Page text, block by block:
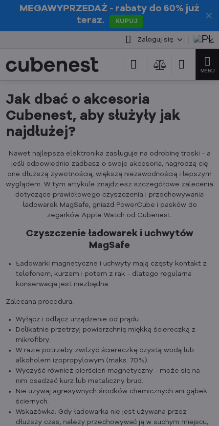
✕
MEGAWYPRZEDAŻ - rabaty do 60% już
teraz.
KUPUJ
Zaloguj się
Jak dbać o akcesoria
Cubenest, aby służyły jak
najdłużej?
Nawet najlepsza elektronika zasługuje na odrobinę troski - a
jeśli odpowiednio zadbasz o swoje akcesoria, nagrodzą cię
one dłuższą żywotnością, większą niezawodnością i lepszym
wyglądem. W tym artykule znajdziesz szczegółowe zalecenia
dotyczące prawidłowego czyszczenia i przechowywania
ładowarek MagSafe, gniazd PowerCube i pasków do
zegarków Apple Watch od Cubenest.
Czyszczenie ładowarek i uchwytów
MagSafe
Ładowarki magnetyczne i uchwyty mają częsty kontakt z
telefonem, kurzem i potem z rąk - dlatego regularna
konserwacja jest niezbędna.
Zalecana procedura:
Wyłącz i odłącz urządzenie od prądu
Delikatnie przetrzyj powierzchnię miękką ściereczką z
mikrofibry.
W razie potrzeby zwilżyć ściereczkę czystą wodą lub
alkoholem izopropylowym (maks. 70%).
Wyczyść również pierścień magnetyczny - może się na
nim osadzać kurz lub metaliczny brud.
Nie używaj agresywnych środków chemicznych ani gąbek
ściernych.
Wskazówka: Gdy ładowarka nie jest używana przez
dłuższy czas, należy przechowywać ją w suchym miejscu,